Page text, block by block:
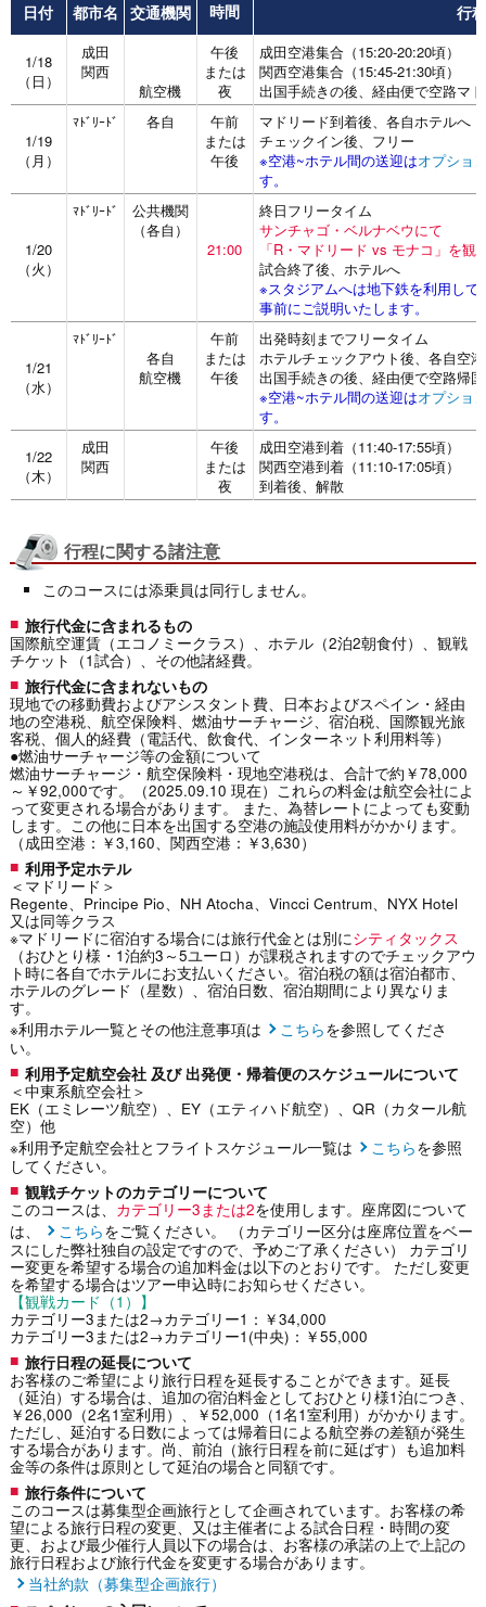
日付 都市名 交通機関 時間 行程
1/18
（日）
成田
関西
航空機
午後
または
夜
成田空港集合（15:20-20:20頃）
関西空港集合（15:45-21:30頃）
出国手続きの後、経由便で空路マ
1/19
（月）
ﾏﾄﾞﾘｰﾄﾞ 各自
午前
または
午後
マドリード到着後、各自ホテルへ
チェックイン後、フリー
※空港~ホテル間の送迎はオプショ
す。
1/20
（火）
ﾏﾄﾞﾘｰﾄﾞ
公共機関
（各自）
21:00
終日フリータイム
サンチャゴ・ベルナベウにて
「R・マドリード vs モナコ」を観
試合終了後、ホテルへ
※スタジアムへは地下鉄を利用し
事前にご説明いたします。
1/21
（水）
ﾏﾄﾞﾘｰﾄﾞ
各自
航空機
午前
または
午後
出発時刻までフリータイム
ホテルチェックアウト後、各自空
出国手続きの後、経由便で空路帰
※空港~ホテル間の送迎はオプショ
す。
1/22
（木）
成田
関西
午後
または
夜
成田空港到着（11:40-17:55頃）
関西空港到着（11:10-17:05頃）
到着後、解散
行程に関する諸注意
このコースには添乗員は同行しません。
旅行代金に含まれるもの
国際航空運賃（エコノミークラス）、ホテル（2泊2朝食付）、観戦
チケット（1試合）、その他諸経費。
旅行代金に含まれないもの
現地での移動費およびアシスタント費、日本およびスペイン・経由
地の空港税、航空保険料、燃油サーチャージ、宿泊税、国際観光旅
客税、個人的経費（電話代、飲食代、インターネット利用料等）
●燃油サーチャージ等の金額について
燃油サーチャージ・航空保険料・現地空港税は、合計で約￥78,000
～￥92,000です。（2025.09.10 現在）これらの料金は航空会社によ
って変更される場合があります。 また、為替レートによっても変動
します。この他に日本を出国する空港の施設使用料がかかります。
（成田空港：￥3,160、関西空港：￥3,630）
利用予定ホテル
＜マドリード＞
Regente、Principe Pio、NH Atocha、Vincci Centrum、NYX Hotel
又は同等クラス
※マドリードに宿泊する場合には旅行代金とは別にシティタックス
（おひとり様・1泊約3～5ユーロ）が課税されますのでチェックアウ
ト時に各自でホテルにお支払いください。宿泊税の額は宿泊都市、
ホテルのグレード（星数）、宿泊日数、宿泊期間により異なりま
す。
※利用ホテル一覧とその他注意事項は
こちらを参照してくださ
い。
利用予定航空会社 及び 出発便・帰着便のスケジュールについて
＜中東系航空会社＞
EK（エミレーツ航空）、EY（エティハド航空）、QR（カタール航
空）他
※利用予定航空会社とフライトスケジュール一覧は
こちらを参照
してください。
観戦チケットのカテゴリーについて
このコースは、 カテゴリー3または2を使用します。座席図について
は、
こちらをご覧ください。 （カテゴリー区分は座席位置をベー
スにした弊社独自の設定ですので、予めご了承ください） カテゴリ
ー変更を希望する場合の追加料金は以下のとおりです。 ただし変更
を希望する場合はツアー申込時にお知らせください。
【観戦カード（1）】
カテゴリー3または2→カテゴリー1：￥34,000
カテゴリー3または2→カテゴリー1(中央)：￥55,000
旅行日程の延長について
お客様のご希望により旅行日程を延長することができます。延長
（延泊）する場合は、追加の宿泊料金としておひとり様1泊につき、
￥26,000（2名1室利用）、￥52,000（1名1室利用）がかかります。
ただし、延泊する日数によっては帰着日による航空券の差額が発生
する場合があります。尚、前泊（旅行日程を前に延ばす）も追加料
金等の条件は原則として延泊の場合と同額です。
旅行条件について
このコースは募集型企画旅行として企画されています。お客様の希
望による旅行日程の変更、又は主催者による試合日程・時間の変
更、および最少催行人員以下の場合は、お客様の承諾の上で上記の
旅行日程および旅行代金を変更する場合があります。
当社約款（募集型企画旅行）